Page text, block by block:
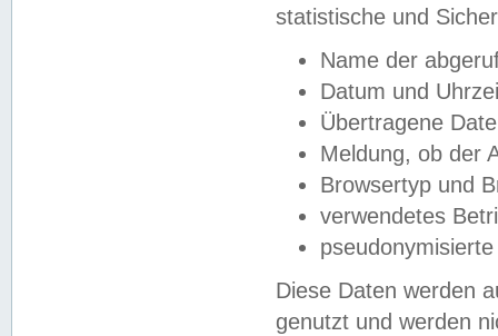
statistische und
Name der
Datum und
Übertragene
Meldung, ob der
Browsertyp und
verwendetes
Diese Daten werden
genutzt und werden